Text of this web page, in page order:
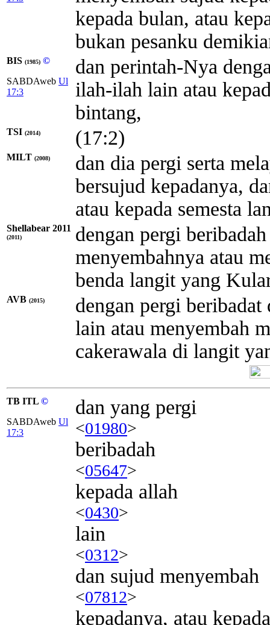
kepada bulan, atau
bukan pesanku
BIS (1985) ©
SABDAweb Ul
17:3
dan perintah-Nya
ilah-ilah lain atau
bintang,
TSI (2014) (17:2)
MILT (2008)
dan dia pergi serta
bersujud kepadanya,
atau kepada semesta
Shellabear 2011
(2011)
dengan pergi
menyembahnya atau
benda langit yang
AVB (2015)
dengan pergi
lain atau menyembah
cakerawala di langit
TB ITL ©
SABDAweb Ul
17:3
dan yang pergi
<01980>
beribadah
<05647>
kepada allah
<0430>
lain
<0312>
dan sujud menyembah
<07812>
kepadanya, atau